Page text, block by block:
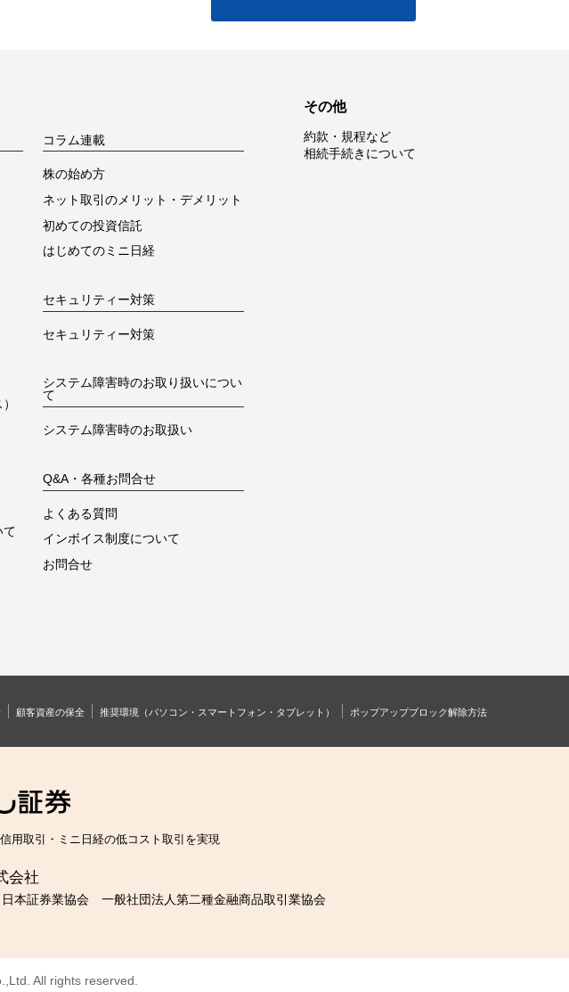
て
コラム連載
株の始め方
ネット取引のメリット・デメリット
初めての投資信託
はじめてのミニ日経
セキュリティー対策
セキュリティー対策
システム障害時のお取り扱いについ
て
システム障害時のお取扱い
Q&A・各種お問合せ
よくある質問
インボイス制度について
お問合せ
その他
約款・規程など
相続手続きについて
顧客資産の保全 推奨環境（パソコン・スマートフォン・タブレット） ポップアップブロック解除方法
用取引・ミニ日経の低コスト取引を実現
会社
日本証券業協会 一般社団法人第二種金融商品取引業協会
All rights reserved.